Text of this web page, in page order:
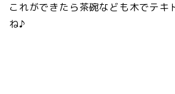
これができたら茶碗なども木でテキ
ね♪